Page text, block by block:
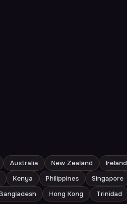
Australia New Zealand Ireland
Kenya Philippines Singapore
Hong Kong Trinidad